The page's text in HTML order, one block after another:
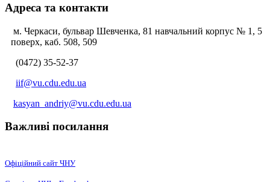
Адреса та контакти
м. Черкаси, бульвар Шевченка, 81 навчальний корпус № 1, 5
поверх, каб. 508, 509
(0472) 35-52-37
iif@vu.cdu.edu.ua
kasyan_andriy@vu.cdu.edu.ua
Важливі посилання
Офіційний сайт ЧНУ